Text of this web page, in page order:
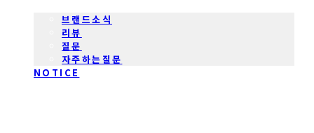
브랜드소식
리뷰
질문
자주하는질문
NOTICE